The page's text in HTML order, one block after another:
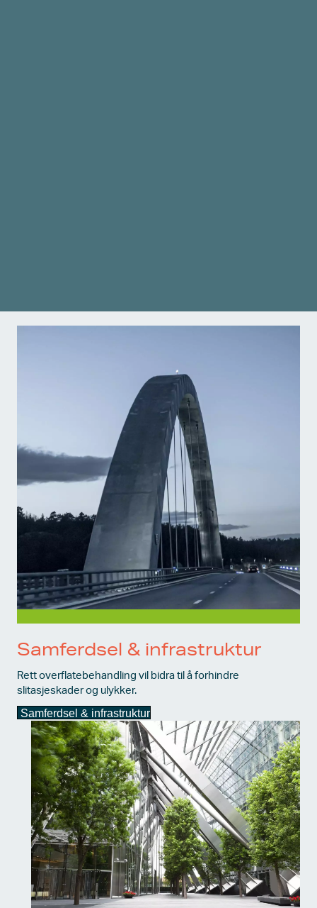
Samferdsel & infrastruktur
Rett overflatebehandling vil bidra til å forhindre
slitasjeskaderog ulykker.
Samferdsel & infrastruktur